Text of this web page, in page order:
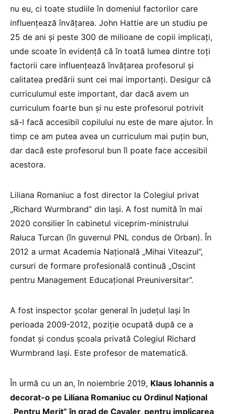
nu eu, ci toate studiile în domeniul factorilor care
influențează învățarea. John Hattie are un studiu pe
25 de ani și peste 300 de milioane de copii implicați,
unde scoate în evidență că în toată lumea dintre toți
factorii care influențează învățarea profesorul și
calitatea predării sunt cei mai importanți. Desigur că
curriculumul este important, dar dacă avem un
curriculum foarte bun și nu este profesorul potrivit
să-l facă accesibil copilului nu este de mare ajutor. În
timp ce am putea avea un curriculum mai puțin bun,
dar dacă este profesorul bun îl poate face accesibil
acestora.
Liliana Romaniuc a fost director la Colegiul privat
„Richard Wurmbrand” din Iași. A fost numită în mai
2020 consilier în cabinetul viceprim-ministrului
Raluca Turcan (în guvernul PNL condus de Orban). În
2012 a urmat Academia Națională „Mihai Viteazul”,
cursuri de formare profesională continuă „Oscint
pentru Management Educaţional Preuniversitar”.
A fost inspector școlar general în județul Iași în
perioada 2009-2012, poziție ocupată după ce a
fondat și condus școala privată Colegiul Richard
Wurmbrand Iași. Este profesor de matematică.
În urmă cu un an, în noiembrie 2019, Klaus Iohannis a
decorat-o pe Liliana Romaniuc cu Ordinul Național
„Pentru Merit” în grad de Cavaler, pentru implicarea